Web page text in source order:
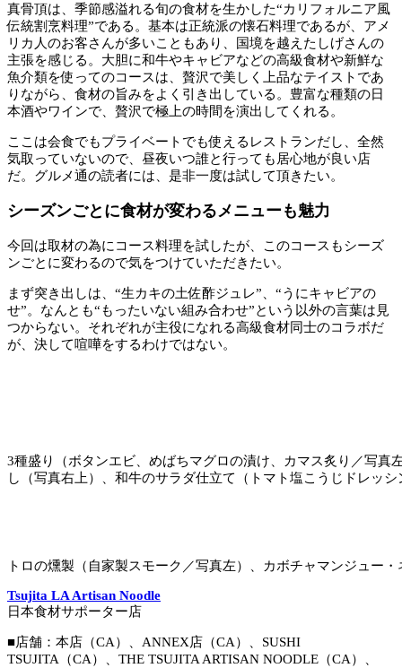
真骨頂は、季節感溢れる旬の食材を生かした“カリフォルニア風
伝統割烹料理”である。基本は正統派の懐石料理であるが、アメ
リカ人のお客さんが多いこともあり、国境を越えたしげさんの
主張を感じる。大胆に和牛やキャビアなどの高級食材や新鮮な
魚介類を使ってのコースは、贅沢で美しく上品なテイストであ
りながら、食材の旨みをよく引き出している。豊富な種類の日
本酒やワインで、贅沢で極上の時間を演出してくれる。
ここは会食でもプライベートでも使えるレストランだし、全然
気取っていないので、昼夜いつ誰と行っても居心地が良い店
だ。グルメ通の読者には、是非一度は試して頂きたい。
シーズンごとに食材が変わるメニューも魅力
今回は取材の為にコース料理を試したが、このコースもシーズ
ンごとに変わるので気をつけていただきたい。
まず突き出しは、“生カキの土佐酢ジュレ”、“うにキャビアの
せ”。なんとも“もったいない組み合わせ”という以外の言葉は見
つからない。それぞれが主役になれる高級食材同士のコラボだ
が、決して喧嘩をするわけではない。
3種盛り（ボタンエビ、めばちマグロの漬け、カマス炙り／写真
し（写真右上）、和牛のサラダ仕立て（トマト塩こうじドレッ
トロの燻製（自家製スモーク／写真左）、カボチャマンジュー
Tsujita LA Artisan Noodle
日本食材サポーター店
■店舗：本店（CA）、ANNEX店（CA）、SUSHI
TSUJITA（CA）、THE TSUJITA ARTISAN NOODLE（CA）、